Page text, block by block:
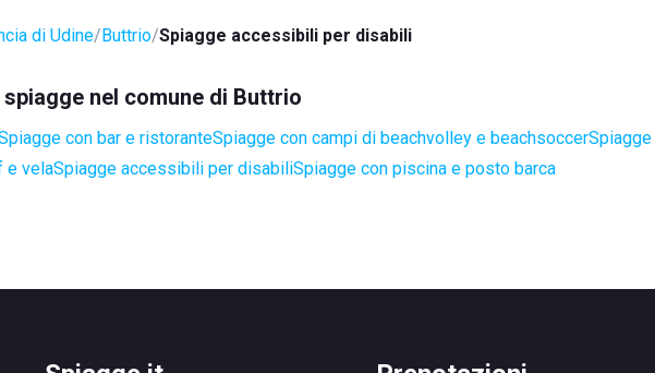
di Udine Buttrio Spiagge accessibili per disabili
nel comune di Buttrio
con bar e ristoranteSpiagge con campi di beachvolley e beachsoccer
e velaSpiagge accessibili per disabiliSpiagge con piscina e posto barca